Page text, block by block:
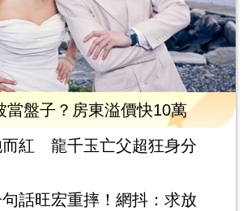
當盤子？房東溢價快10萬
而紅 龍千玉亡父超狂身分
話旺宏重摔！網抖：求放